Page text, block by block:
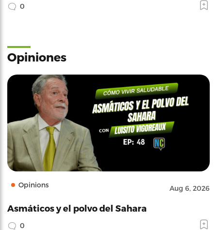
0
Opiniones
Opinions Aug 6, 2026
Asmáticos y el polvo del Sahara
0